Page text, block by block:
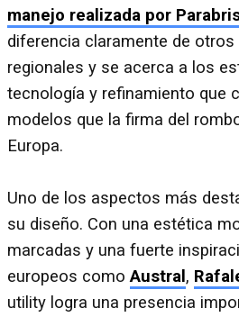
manejo realizada por
diferencia claramente de
regionales y se acerca a los
tecnología y refinamiento que
modelos que la firma del
Europa.
Uno de los aspectos más
su diseño. Con una estética
marcadas y una fuerte
europeos comoAustral ,
utility logra una presencia